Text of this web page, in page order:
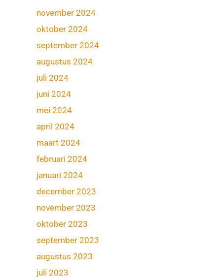
november 2024
oktober 2024
september 2024
augustus 2024
juli 2024
juni 2024
mei 2024
april 2024
maart 2024
februari 2024
januari 2024
december 2023
november 2023
oktober 2023
september 2023
augustus 2023
juli 2023